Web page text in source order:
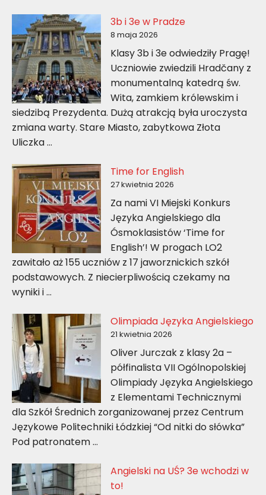
3b i 3e w Pradze
8 maja 2026
Klasy 3b i 3e odwiedziły Pragę!
Uczniowie zwiedzili Hradčany z
monumentalną katedrą św.
Wita, zamkiem królewskim i
siedzibą Prezydenta. Dużą atrakcją była uroczysta
zmiana warty. Stare Miasto, zabytkowa Złota
Uliczka …
Time for English
27 kwietnia 2026
Za nami VI Miejski Konkurs
Języka Angielskiego dla
Ósmoklasistów ‘Time for
English’! W progach LO2
zawitało aż 155 uczniów z 17 jaworznickich szkół
podstawowych. Z niecierpliwością czekamy na
wyniki i …
Olimpiada Języka Angielskiego
21 kwietnia 2026
Oliver Jurczak z klasy 2a –
półfinalista VII Ogólnopolskiej
Olimpiady Języka Angielskiego
z Elementami Technicznymi
dla Szkół Średnich zorganizowanej przez Centrum
Językowe Politechniki Łódzkiej “Od nitki do słówka”
Pod patronatem …
Angielski na UŚ? 3e wchodzi w
to!